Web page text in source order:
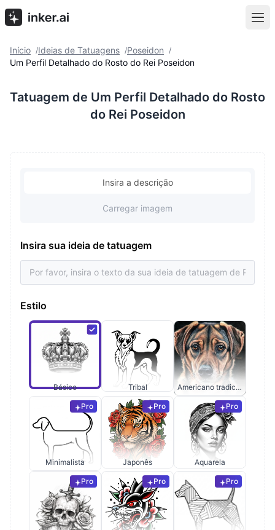
Início /Ideias de Tatuagens /Poseidon /
Um Perfil Detalhado do Rosto do Rei Poseidon
Tatuagem de Um Perfil Detalhado do Rosto
do Rei Poseidon
Insira a descrição
Carregar imagem
Insira sua ideia de tatuagem
Estilo
Básico Tribal Americano tradicional
Pro
Minimalista
Pro
Japonês
Pro
Aquarela
Pro Pro Pro